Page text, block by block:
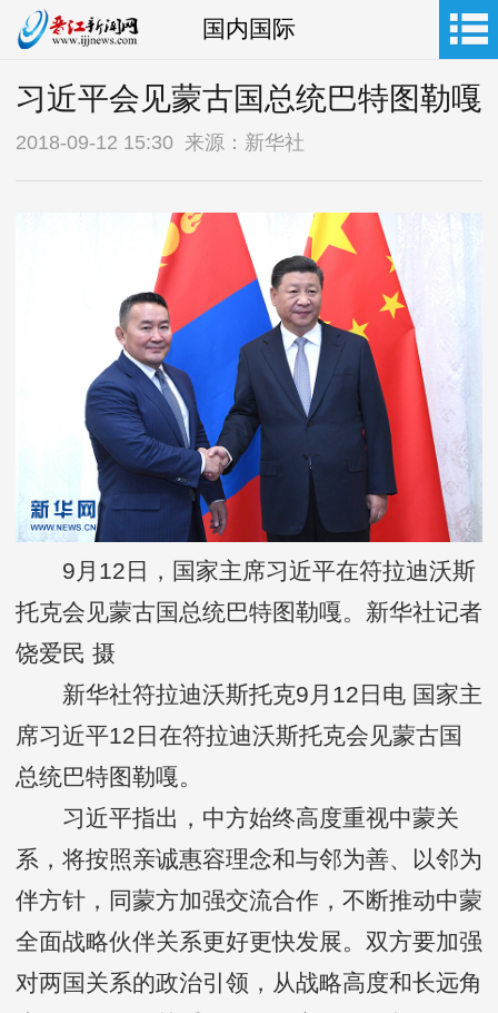
国内国际
习近平会见蒙古国总统巴特图勒嘎
2018-09-12 15:30 来源：新华社
9月12日，国家主席习近平在符拉迪沃斯
托克会见蒙古国总统巴特图勒嘎。新华社记者
饶爱民 摄
新华社符拉迪沃斯托克9月12日电 国家主
席习近平12日在符拉迪沃斯托克会见蒙古国
总统巴特图勒嘎。
习近平指出，中方始终高度重视中蒙关
系，将按照亲诚惠容理念和与邻为善、以邻为
伴方针，同蒙方加强交流合作，不断推动中蒙
全面战略伙伴关系更好更快发展。双方要加强
对两国关系的政治引领，从战略高度和长远角